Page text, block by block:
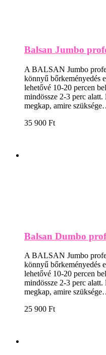
Balsan Jumbo
A BALSAN Jumbo
könnyű bőrkeményedés
lehetővé 10-20 percen
mindössze 2-3 perc
megkap, amire
35 900 Ft
Balsan Dumbo
A BALSAN Jumbo
könnyű bőrkeményedés
lehetővé 10-20 percen
mindössze 2-3 perc
megkap, amire
25 900 Ft